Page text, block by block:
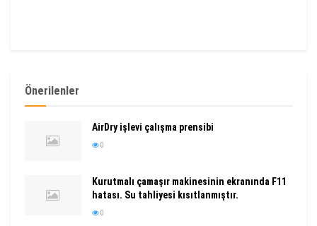
Önerilenler
AirDry işlevi çalışma prensibi
0
Kurutmalı çamaşır makinesinin ekranında F11
hatası. Su tahliyesi kısıtlanmıştır.
0